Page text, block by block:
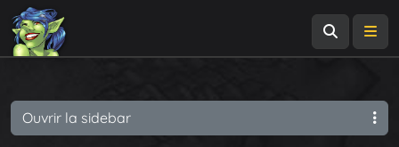
Ouvrir la sidebar